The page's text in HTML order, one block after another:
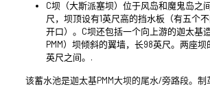
C坝（大斯派塞坝）位于风岛和魔鬼岛之
尺，坝顶设有1英尺高的挡水板（有五个
开口）。C坝还包括一个向上游的迦太基
PMM）坝倾斜的翼墙，长98英尺。两座
英尺之间。.
该蓄水池是迦太基PMM大坝的尾水/旁路段。